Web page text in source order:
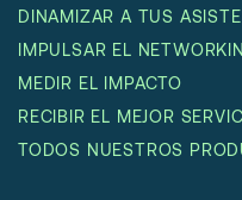
DINAMIZAR A TUS
IMPULSAR EL
MEDIR EL IMPACTO
RECIBIR EL MEJOR
TODOS NUESTROS